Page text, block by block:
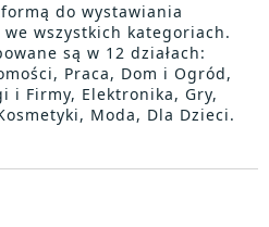
do wystawiania
we wszystkich kategoriach.
są w 12 działach:
Praca, Dom i Ogród,
i Firmy, Elektronika, Gry,
Moda, Dla Dzieci.